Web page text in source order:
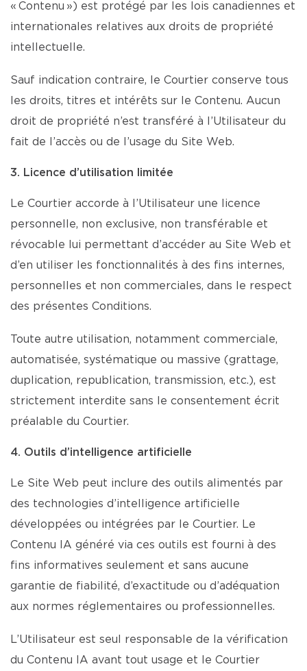
« Contenu ») est protégé par les lois canadiennes et
internationales relatives aux droits de propriété
intellectuelle.
Sauf indication contraire, le Courtier conserve tous
les droits, titres et intérêts sur le Contenu. Aucun
droit de propriété n’est transféré à l’Utilisateur du
fait de l’accès ou de l’usage du Site Web.
3. Licence d’utilisation limitée
Le Courtier accorde à l’Utilisateur une licence
personnelle, non exclusive, non transférable et
révocable lui permettant d’accéder au Site Web et
d’en utiliser les fonctionnalités à des fins internes,
personnelles et non commerciales, dans le respect
des présentes Conditions.
Toute autre utilisation, notamment commerciale,
automatisée, systématique ou massive (grattage,
duplication, republication, transmission, etc.), est
strictement interdite sans le consentement écrit
préalable du Courtier.
4. Outils d’intelligence artificielle
Le Site Web peut inclure des outils alimentés par
des technologies d’intelligence artificielle
développées ou intégrées par le Courtier. Le
Contenu IA généré via ces outils est fourni à des
fins informatives seulement et sans aucune
garantie de fiabilité, d’exactitude ou d’adéquation
aux normes réglementaires ou professionnelles.
L’Utilisateur est seul responsable de la vérification
du Contenu IA avant tout usage et le Courtier